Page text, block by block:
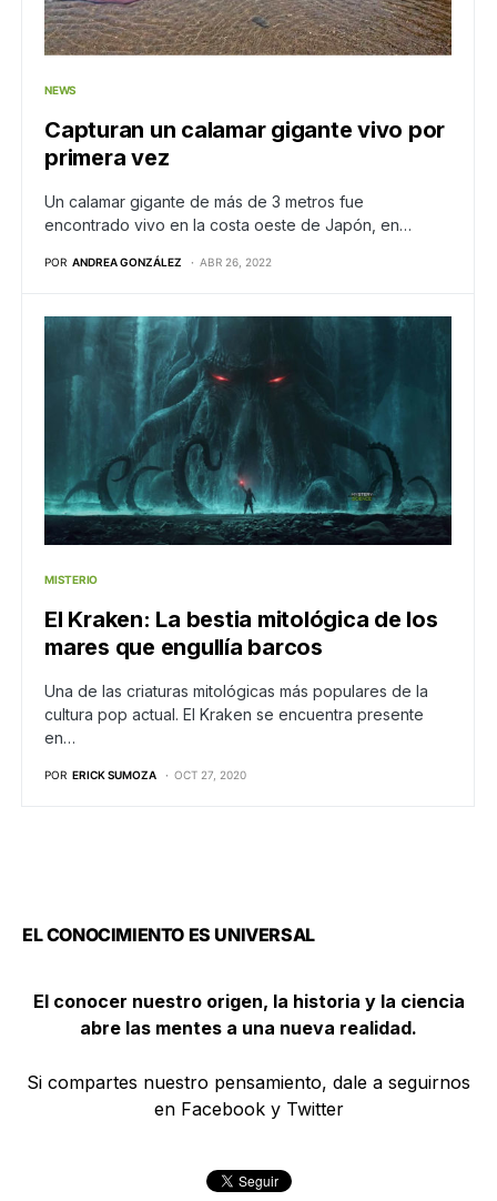
NEWS
Capturan un calamar gigante vivo por
primera vez
Un calamar gigante de más de 3 metros fue
encontrado vivo en la costa oeste de Japón, en…
POR ANDREA GONZÁLEZ ABR 26, 2022
MISTERIO
El Kraken: La bestia mitológica de los
mares que engullía barcos
Una de las criaturas mitológicas más populares de la
cultura pop actual. El Kraken se encuentra presente
en…
POR ERICK SUMOZA OCT 27, 2020
EL CONOCIMIENTO ES UNIVERSAL
El conocer nuestro origen, la historia y la ciencia
abre las mentes a una nueva realidad.
Si compartes nuestro pensamiento, dale a seguirnos
en Facebook y Twitter